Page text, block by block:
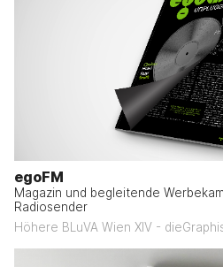
egoFM
Magazin und begleitende
Radiosender
Höhere BLuVA Wien XIV -